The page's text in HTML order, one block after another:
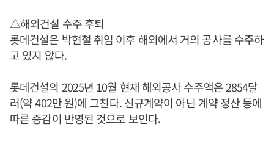
△해외건설 수주 후퇴
롯데건설은 박현철 취임 이후 해외에서 거의 공사를 수주하
고 있지 않다.
롯데건설의 2025년 10월 현재 해외공사 수주액은 2854달
러(약 402만 원)에 그친다. 신규계약이 아닌 계약 정산 등에
따른 증감이 반영된 것으로 보인다.